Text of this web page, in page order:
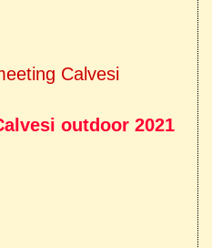
Calvesi
outdoor 2021